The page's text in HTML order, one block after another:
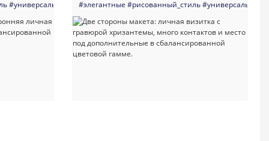
#визитка#цветы#qr_код#светлые#акварель#старинный
#универсальные #ретро_и_винтаж#визитка#цветы #qr_код#светлые
#элегантные #рисованный_стиль#универсальные